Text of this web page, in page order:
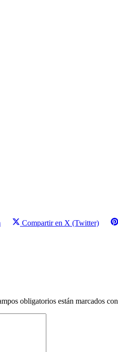
Compartir en X (Twitter)
obligatorios están marcados con